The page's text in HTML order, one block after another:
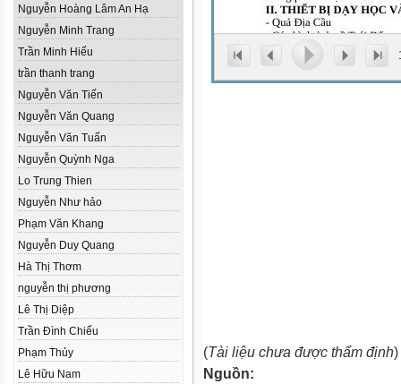
Nguyễn Hoàng Lâm An Hạ
Nguyễn Minh Trang
Trần Minh Hiếu
trần thanh trang
Nguyễn Văn Tiến
Nguyễn Văn Quang
Nguyễn Văn Tuấn
Nguyễn Quỳnh Nga
Lo Trung Thien
Nguyễn Như hảo
Phạm Văn Khang
Nguyễn Duy Quang
Hà Thị Thơm
nguyễn thị phương
Lê Thị Diệp
Trần Đình Chiểu
Phạm Thủy
Lê Hữu Nam
(Tài liệu chưa được thẩm định)
Nguồn: